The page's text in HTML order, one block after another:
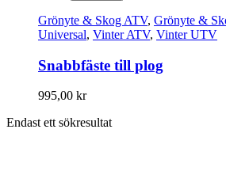
Grönyte & Skog ATV, Grönyte &
Universal, Vinter ATV, Vinter UTV
Snabbfäste till plog
995,00 kr
Endast ett sökresultat